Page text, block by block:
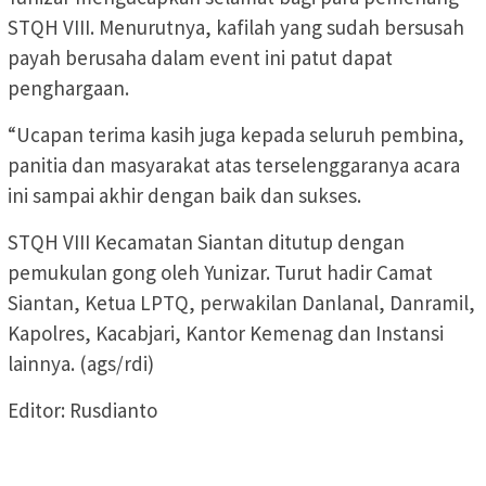
STQH VIII. Menurutnya, kafilah yang sudah bersusah
payah berusaha dalam event ini patut dapat
penghargaan.
“Ucapan terima kasih juga kepada seluruh pembina,
panitia dan masyarakat atas terselenggaranya acara
ini sampai akhir dengan baik dan sukses.
STQH VIII Kecamatan Siantan ditutup dengan
pemukulan gong oleh Yunizar. Turut hadir Camat
Siantan, Ketua LPTQ, perwakilan Danlanal, Danramil,
Kapolres, Kacabjari, Kantor Kemenag dan Instansi
lainnya. (ags/rdi)
Editor: Rusdianto